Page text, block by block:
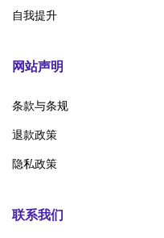
自我提升
网站声明
条款与条规
退款政策
隐私政策
联系我们